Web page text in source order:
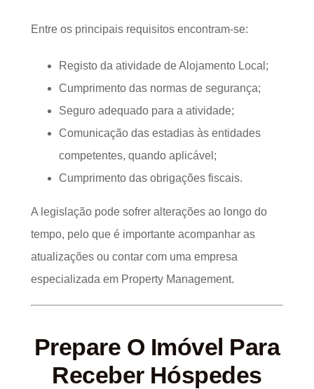
Entre os principais requisitos encontram-se:
Registo da atividade de Alojamento Local;
Cumprimento das normas de segurança;
Seguro adequado para a atividade;
Comunicação das estadias às entidades
competentes, quando aplicável;
Cumprimento das obrigações fiscais.
A legislação pode sofrer alterações ao longo do
tempo, pelo que é importante acompanhar as
atualizações ou contar com uma empresa
especializada em Property Management.
Prepare O Imóvel Para
Receber Hóspedes